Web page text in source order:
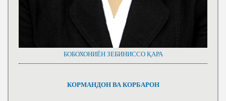
БОБОХОНИЁН ЗЕБИНИССО ҚАРА
КОРМАНДОН ВА КОРБАРОН